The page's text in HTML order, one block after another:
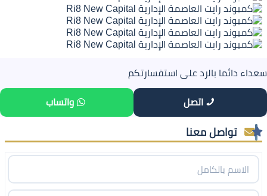
سعداء دائما بالرد على استفسارتكم
اتصل واتساب
تواصل معنا